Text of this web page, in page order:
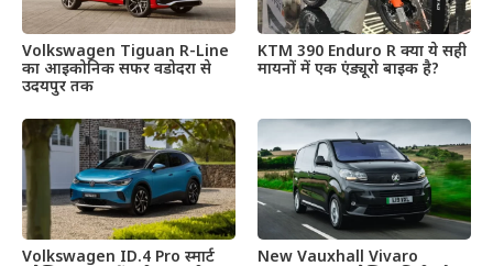
Volkswagen Tiguan R-Line
का आइकोनिक सफर वडोदरा से
उदयपुर तक
KTM 390 Enduro R क्या ये सही
मायनों में एक एंड्यूरो बाइक है?
Volkswagen ID.4 Pro स्मार्ट
New Vauxhall Vivaro